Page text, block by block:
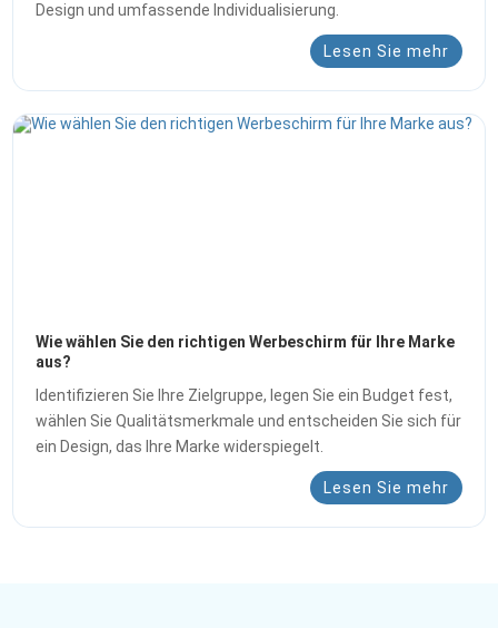
Design und umfassende Individualisierung.
Lesen Sie mehr
Wie wählen Sie den richtigen Werbeschirm für Ihre Marke
aus?
Identifizieren Sie Ihre Zielgruppe, legen Sie ein Budget fest,
wählen Sie Qualitätsmerkmale und entscheiden Sie sich für
ein Design, das Ihre Marke widerspiegelt.
Lesen Sie mehr